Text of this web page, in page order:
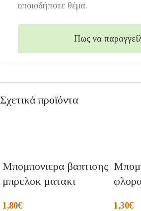
οποιοδήποτε θέμα.
Πως να
Σχετικά προϊόντα
Μπομπονιερα βαπτισης
μπρελοκ ματακι
1,80€ 1,30€